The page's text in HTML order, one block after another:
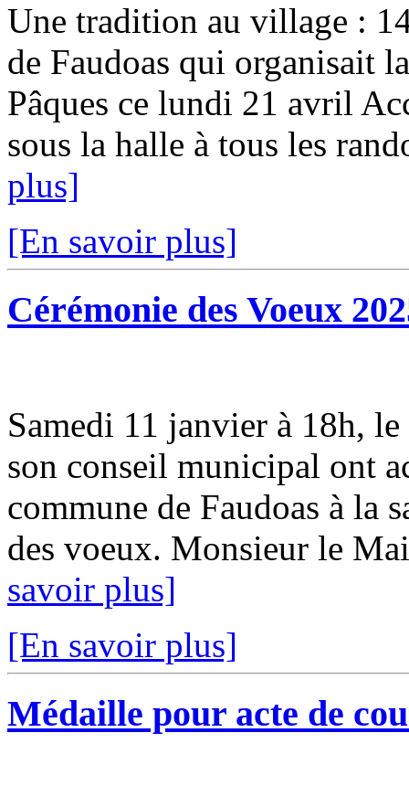
Une tradition au village :
de Faudoas qui organisait
Pâques ce lundi 21 avril
sous la halle à tous les
plus]
[En savoir plus]
Cérémonie des Voeux
Samedi 11 janvier à 18h,
son conseil municipal ont
commune de Faudoas à la
des voeux. Monsieur le
savoir plus]
[En savoir plus]
Médaille pour acte de